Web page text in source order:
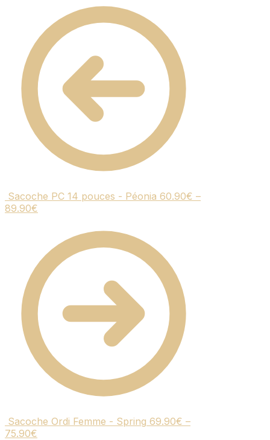
Sacoche PC 14 pouces - Péonia 60.90€ –
89.90€
Sacoche Ordi Femme - Spring 69.90€ –
75.90€